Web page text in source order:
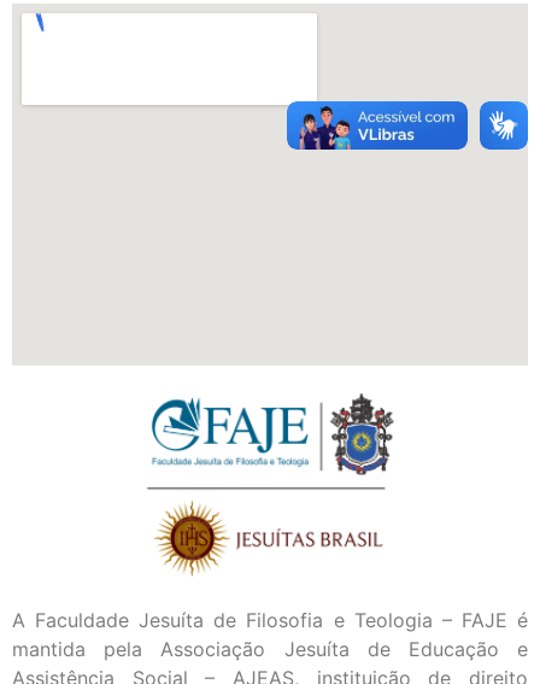
A Faculdade Jesuíta de Filosofia e Teologia – FAJE é
mantida pela Associação Jesuíta de Educação e
Assistência Social – AJEAS, instituição de direito